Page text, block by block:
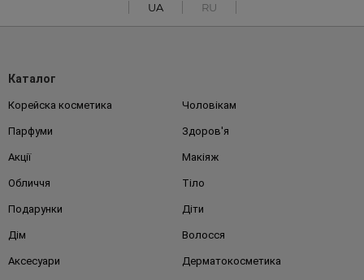
UA RU
Каталог
Корейска косметика Чоловікам
Парфуми Здоров'я
Акції Макіяж
Обличчя Тіло
Подарунки Діти
Дім Волосся
Аксесуари Дерматокосметика